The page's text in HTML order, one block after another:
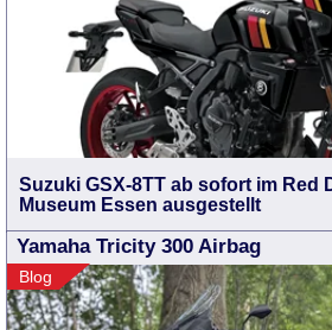
Suzuki GSX-8TT ab sofort im Red
Museum Essen ausgestellt
Yamaha Tricity 300 Airbag
Blog